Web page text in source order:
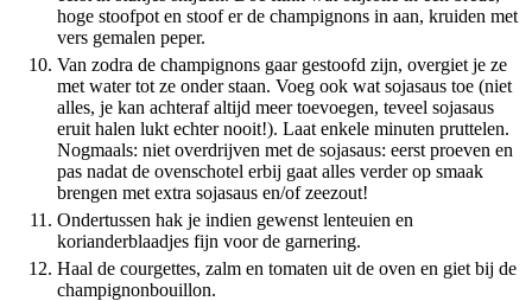
hoge stoofpot en stoof er de champignons in aan, kruiden met
vers gemalen peper.
Van zodra de champignons gaar gestoofd zijn, overgiet je ze
met water tot ze onder staan. Voeg ook wat sojasaus toe (niet
alles, je kan achteraf altijd meer toevoegen, teveel sojasaus
eruit halen lukt echter nooit!). Laat enkele minuten pruttelen.
Nogmaals: niet overdrijven met de sojasaus: eerst proeven en
pas nadat de ovenschotel erbij gaat alles verder op smaak
brengen met extra sojasaus en/of zeezout!
Ondertussen hak je indien gewenst lenteuien en
korianderblaadjes fijn voor de garnering.
Haal de courgettes, zalm en tomaten uit de oven en giet bij de
champignonbouillon.